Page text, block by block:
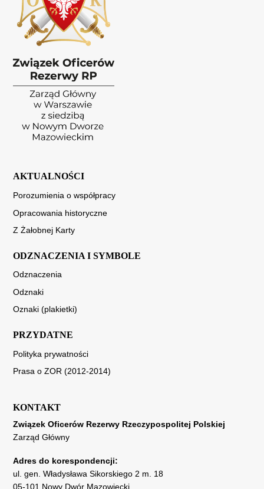
AKTUALNOŚCI
Porozumienia o współpracy
Opracowania historyczne
Z Żałobnej Karty
ODZNACZENIA I SYMBOLE
Odznaczenia
Odznaki
Oznaki (plakietki)
PRZYDATNE
Polityka prywatności
Prasa o ZOR (2012-2014)
KONTAKT
Związek Oficerów Rezerwy Rzeczypospolitej Polskiej
Zarząd Główny
Adres do korespondencji:
ul. gen. Władysława Sikorskiego 2 m. 18
05-101 Nowy Dwór Mazowiecki